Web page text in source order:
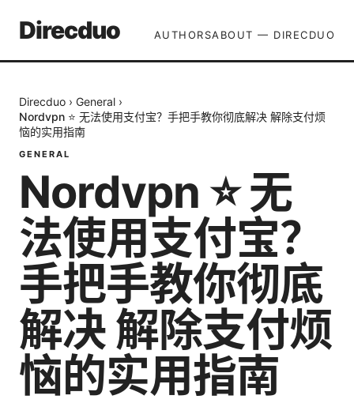
Direcduo AUTHORSABOUT — DIRECDUO
Direcduo › General ›
Nordvpn ⭐ 无法使用支付宝？手把手教你彻底解决 解除支付烦
恼的实用指南
GENERAL
Nordvpn ⭐ 无
法使用支付宝？
手把手教你彻底
解决 解除支付烦
恼的实用指南